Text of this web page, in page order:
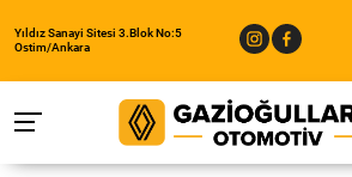
Yıldız Sanayi Sitesi 3.Blok No:5
Ostim/Ankara